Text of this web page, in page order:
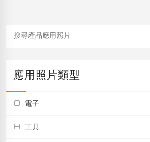
應用照片類型
電子
工具